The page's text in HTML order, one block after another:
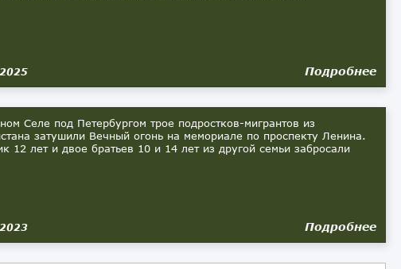
Подробнее
Селе под Петербургом трое подростков-мигрантов из
затушили Вечный огонь на мемориале по проспекту Ленина.
12 лет и двое братьев 10 и 14 лет из другой семьи забросали
Подробнее